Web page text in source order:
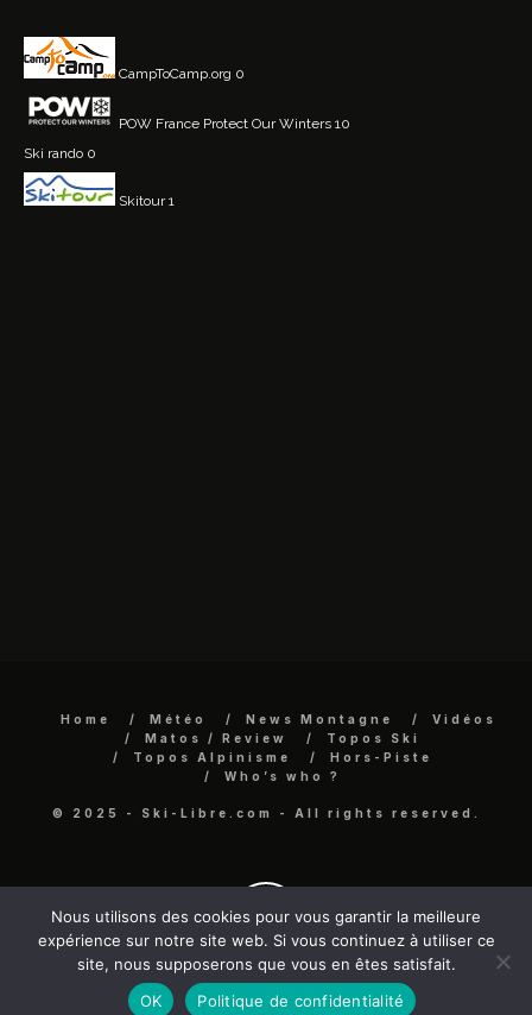
CampToCamp.org 0
POW France Protect Our Winters 10
Ski rando 0
Skitour1
Home Météo News Montagne
Vidéos
Matos / Review
Topos Ski
Topos Alpinisme
Hors-Piste
Who’s who ?
© 2025 - Ski-Libre.com - All rights reserved.
Nous utilisons des cookies pour vous garantir la meilleure
expérience sur notre site web. Si vous continuez à utiliser ce
site, nous supposerons que vous en êtes satisfait.
OK
Politique de confidentialité